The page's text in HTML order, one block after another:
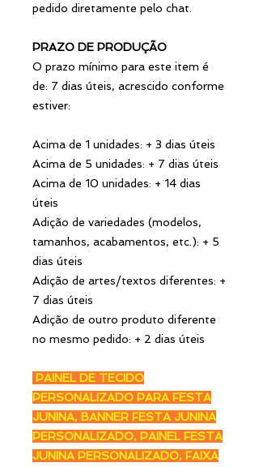
pedido diretamente pelo chat.
PRAZO DE PRODUÇÃO
O prazo mínimo para este item é
de: 7 dias úteis, acrescido conforme
estiver:
Acima de 1 unidades: + 3 dias úteis
Acima de 5 unidades: + 7 dias úteis
Acima de 10 unidades: + 14 dias
úteis
Adição de variedades (modelos,
tamanhos, acabamentos, etc.): + 5
dias úteis
Adição de artes/textos diferentes: +
7 dias úteis
Adição de outro produto diferente
no mesmo pedido: + 2 dias úteis
PAINEL DE TECIDO
PERSONALIZADO PARA FESTA
JUNINA, BANNER FESTA JUNINA
PERSONALIZADO, PAINEL FESTA
JUNINA PERSONALIZADO, FAIXA